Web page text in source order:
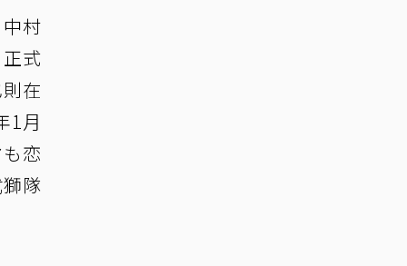
村
式
在
1月
恋
隊